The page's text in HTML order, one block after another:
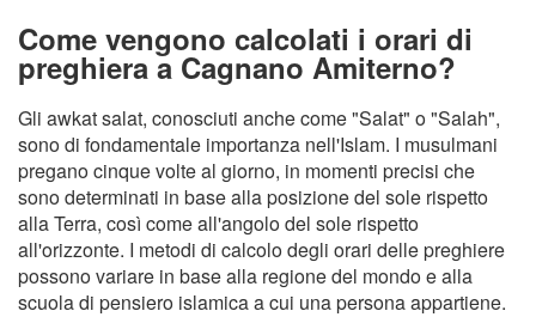
Come vengono calcolati i orari di
preghiera a Cagnano Amiterno?
Gli awkat salat, conosciuti anche come "Salat" o "Salah",
sono di fondamentale importanza nell'Islam. I musulmani
pregano cinque volte al giorno, in momenti precisi che
sono determinati in base alla posizione del sole rispetto
alla Terra, così come all'angolo del sole rispetto
all'orizzonte. I metodi di calcolo degli orari delle preghiere
possono variare in base alla regione del mondo e alla
scuola di pensiero islamica a cui una persona appartiene.